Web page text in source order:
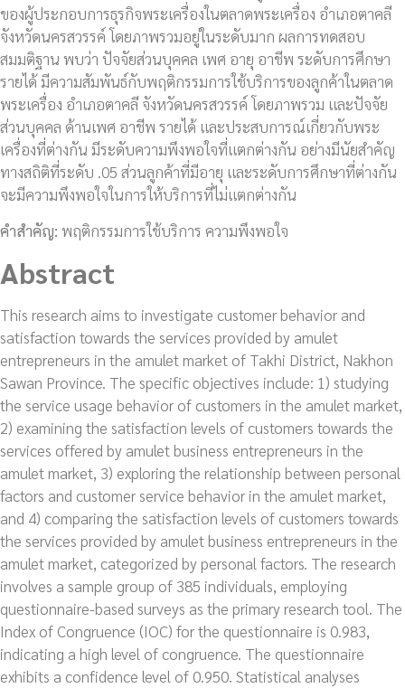
ของผู้ประกอบการธุรกิจพระเครื่องในตลาดพระเครื่อง อำเภอตาคลี
จังหวัดนครสวรรค์ โดยภาพรวมอยู่ในระดับมาก ผลการทดสอบ
สมมติฐาน พบว่า ปัจจัยส่วนบุคคล เพศ อายุ อาชีพ ระดับการศึกษา
รายได้ มีความสัมพันธ์กับพฤติกรรมการใช้บริการของลูกค้าในตลาด
พระเครื่อง อำเภอตาคลี จังหวัดนครสวรรค์ โดยภาพรวม และปัจจัย
ส่วนบุคคล ด้านเพศ อาชีพ รายได้ และประสบการณ์เกี่ยวกับพระ
เครื่องที่ต่างกัน มีระดับความพึงพอใจที่แตกต่างกัน อย่างมีนัยสำคัญ
ทางสถิติที่ระดับ .05 ส่วนลูกค้าที่มีอายุ และระดับการศึกษาที่ต่างกัน
จะมีความพึงพอใจในการให้บริการที่ไม่แตกต่างกัน
คำสำคัญ: พฤติกรรมการใช้บริการ ความพึงพอใจ
Abstract
This research aims to investigate customer behavior and
satisfaction towards the services provided by amulet
entrepreneurs in the amulet market of Takhi District, Nakhon
Sawan Province. The specific objectives include: 1) studying
the service usage behavior of customers in the amulet market,
2) examining the satisfaction levels of customers towards the
services offered by amulet business entrepreneurs in the
amulet market, 3) exploring the relationship between personal
factors and customer service behavior in the amulet market,
and 4) comparing the satisfaction levels of customers towards
the services provided by amulet business entrepreneurs in the
amulet market, categorized by personal factors. The research
involves a sample group of 385 individuals, employing
questionnaire-based surveys as the primary research tool. The
Index of Congruence (IOC) for the questionnaire is 0.983,
indicating a high level of congruence. The questionnaire
exhibits a confidence level of 0.950. Statistical analyses